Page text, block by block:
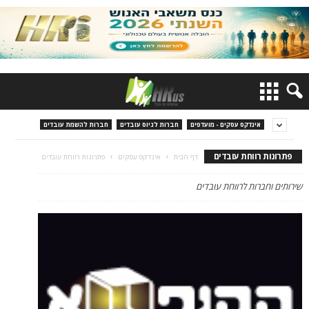
אינדקס עסקים - מועדפים חברות לגיוס עובדים חברות להשמת עובדים
פתרונות רווחת עובדים דף הבית אינדקס עסקים פתרונות רווחת עובדים
שירותים וחברות לרווחת עובדים